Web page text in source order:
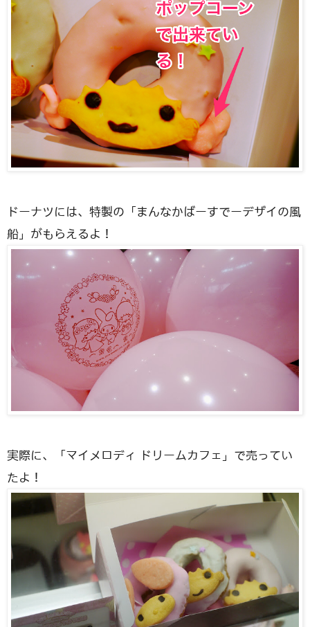
ドーナツには、特製の「まんなかばーすでーデザイの風
船」がもらえるよ！
実際に、「マイメロディ ドリームカフェ」で売ってい
たよ！